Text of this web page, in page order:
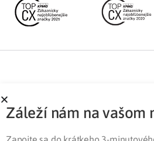
Partnerská zóna
Záleží nám na vašom